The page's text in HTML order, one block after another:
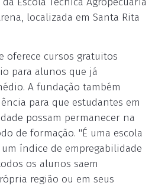
localizada em Santa Rita
oferece cursos gratuitos
para alunos que já
A fundação também
para que estudantes em
possam permanecer na
de formação. "É uma escola
índice de empregabilidade
os alunos saem
região ou em seus